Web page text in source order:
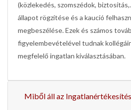
(közlekedés, szomszédok,
állapot rögzítése és a kaució
megbeszélése. Ezek és számos
figyelembevételével tudnak
megfelelő ingatlan kiválasztásában.
Miből áll az